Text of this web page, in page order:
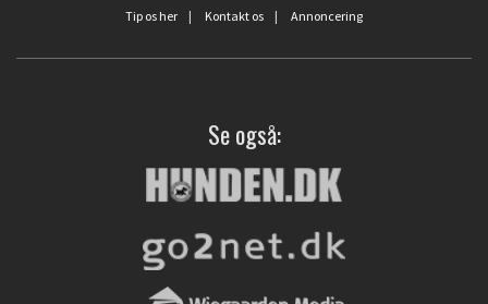
Tip os her | Kontakt os | Annoncering
Se også: